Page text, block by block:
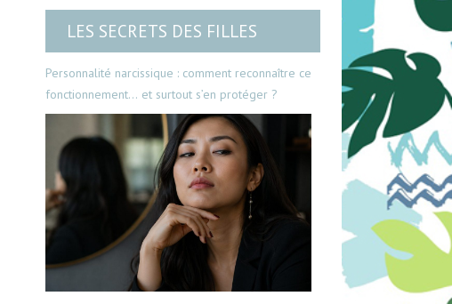
LES SECRETS DES FILLES
Personnalité narcissique : comment reconnaître ce
fonctionnement… et surtout s’en protéger ?